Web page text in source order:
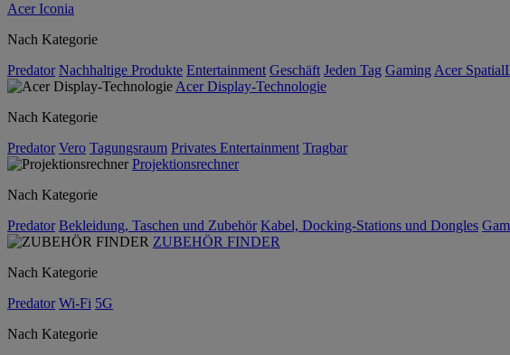
Acer Iconia
Nach Kategorie
Predator Nachhaltige Produkte Entertainment Geschäft Jeden Tag Gaming Acer
Acer Display-Technologie
Nach Kategorie
Predator Vero Tagungsraum Privates Entertainment Tragbar
Projektionsrechner
Nach Kategorie
Predator Bekleidung, Taschen und Zubehör Kabel, Docking-Stations und Dongles
ZUBEHÖR FINDER
Nach Kategorie
Predator Wi-Fi 5G
Nach Kategorie